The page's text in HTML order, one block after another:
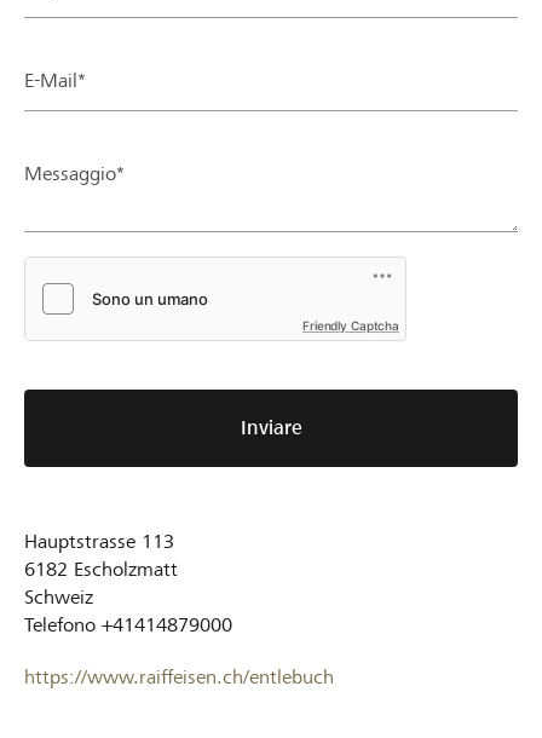
E-Mail*
Messaggio*
Friendly Captcha
Inviare
Hauptstrasse 113
6182 Escholzmatt
Schweiz
Telefono +41414879000
https://www.raiffeisen.ch/entlebuch